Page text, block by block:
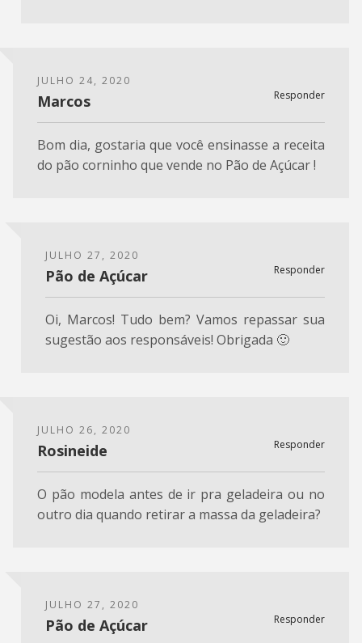
JULHO 24, 2020
Responder
Marcos
Bom dia, gostaria que você ensinasse a receita
do pão corninho que vende no Pão de Açúcar !
JULHO 27, 2020
Responder
Pão de Açúcar
Oi, Marcos! Tudo bem? Vamos repassar sua
sugestão aos responsáveis! Obrigada 🙂
JULHO 26, 2020
Responder
Rosineide
O pão modela antes de ir pra geladeira ou no
outro dia quando retirar a massa da geladeira?
JULHO 27, 2020
Responder
Pão de Açúcar